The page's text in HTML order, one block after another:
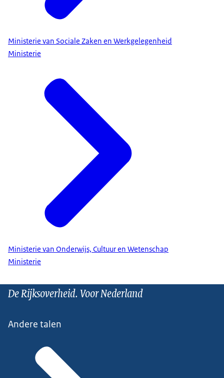
Ministerie van Sociale Zaken en Werkgelegenheid
Ministerie
Ministerie van Onderwijs, Cultuur en Wetenschap
Ministerie
De Rijksoverheid. Voor Nederland
Andere talen